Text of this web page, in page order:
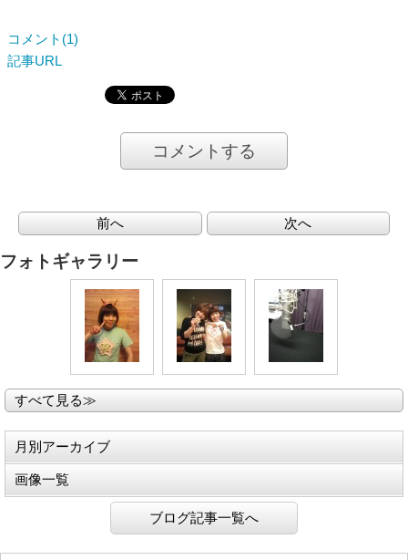
コメント(1)
記事URL
コメントする
前へ 次へ
フォトギャラリー
すべて見る≫
月別アーカイブ
画像一覧
ブログ記事一覧へ